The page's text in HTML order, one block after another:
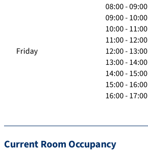
Friday
08:00 - 09:00
09:00 - 10:00
10:00 - 11:00
11:00 - 12:00
12:00 - 13:00
13:00 - 14:00
14:00 - 15:00
15:00 - 16:00
16:00 - 17:00
Current Room Occupancy